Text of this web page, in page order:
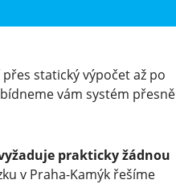
statický výpočet až po
vám systém přesně
prakticky žádnou
v Praha-Kamýk řešíme